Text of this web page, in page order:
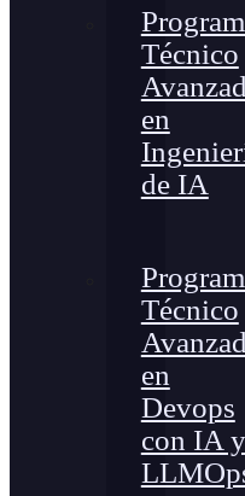
Técnico
en
de IA
Técnico
en
Devops
con IA y